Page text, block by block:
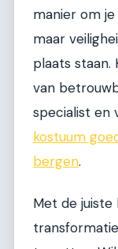
manier om
maar
plaats
van
specialist en
kostuum
bergen.
Met de juiste